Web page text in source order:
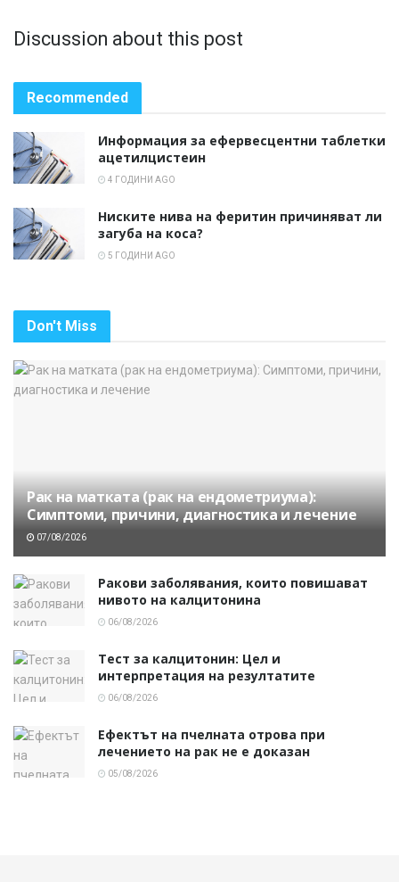
Discussion about this post
Recommended
Информация за ефервесцентни таблетки
ацетилцистеин
4 ГОДИНИ AGO
Ниските нива на феритин причиняват ли
загуба на коса?
5 ГОДИНИ AGO
Don't Miss
Рак на матката (рак на ендометриума):
Симптоми, причини, диагностика и лечение
07/08/2026
Ракови заболявания, които повишават
нивото на калцитонина
06/08/2026
Тест за калцитонин: Цел и
интерпретация на резултатите
06/08/2026
Ефектът на пчелната отрова при
лечението на рак не е доказан
05/08/2026